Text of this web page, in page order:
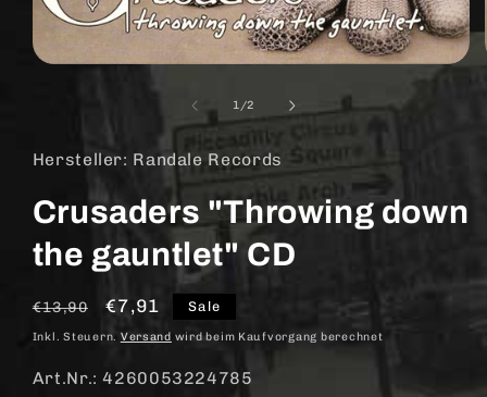
1/von
2
Hersteller: Randale Records
Crusaders "Throwing down
the gauntlet" CD
Normaler
Preis
€13,90 Verkaufspreis
€7,91 Sale
Inkl. Steuern. Versand wird beim Kaufvorgang berechnet
Art.Nr.: 4260053224785